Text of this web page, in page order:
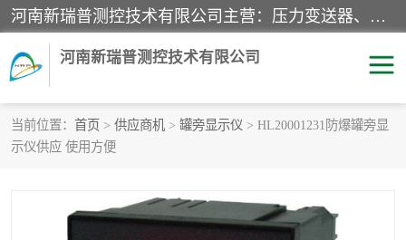
河南新瑞普测控技术有限公司主营：压力变送器、液位变送器、差压变送器、雷达料位计、电容物位计、温度显示控制仪表、电量变送器、流量计、工业自动化系统成套设备。
河南新瑞普测控技术有限公司
当前位置： 首页 > 供应商机 > 罐旁显示仪 > HL20001231防爆罐旁显
示仪供应 使用方便
霍尼韦尔压力变送器
1151/3351产品分类 精巧型压力变送器